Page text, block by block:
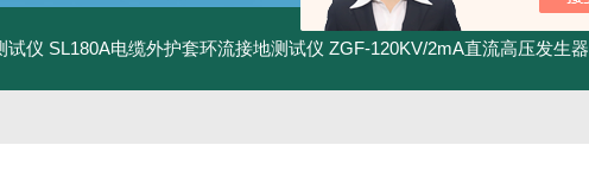
试仪 SL180A电缆外护套环流接地测试仪 ZGF-120KV/2mA直流高压发生器